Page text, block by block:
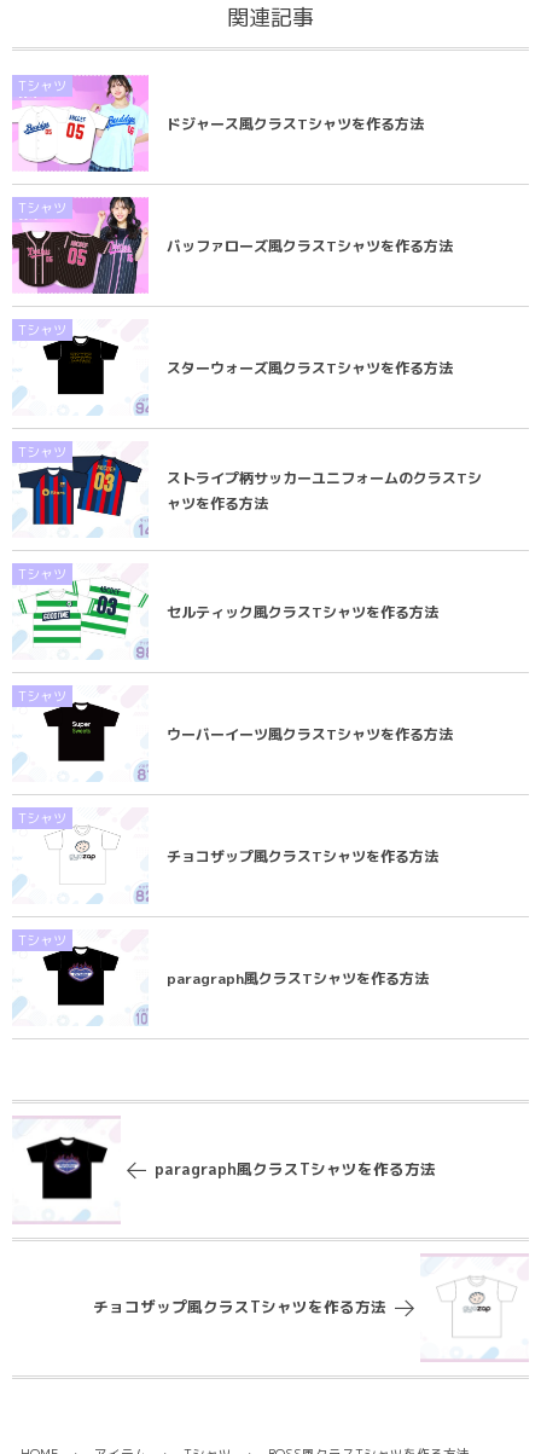
関連記事
Tシャツ
ドジャース風クラスTシャツを作る方法
Tシャツ
バッファローズ風クラスTシャツを作る方法
Tシャツ
スターウォーズ風クラスTシャツを作る方法
Tシャツ
ストライプ柄サッカーユニフォームのクラスTシ
ャツを作る方法
Tシャツ
セルティック風クラスTシャツを作る方法
Tシャツ
ウーバーイーツ風クラスTシャツを作る方法
Tシャツ
チョコザップ風クラスTシャツを作る方法
Tシャツ
paragraph風クラスTシャツを作る方法
paragraph風クラスTシャツを作る方法
チョコザップ風クラスTシャツを作る方法